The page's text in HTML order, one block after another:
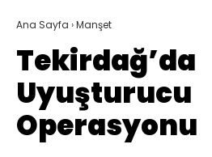
Ana Sayfa ›Manşet
Tekirdağ’da
Uyuşturucu
Operasyonu